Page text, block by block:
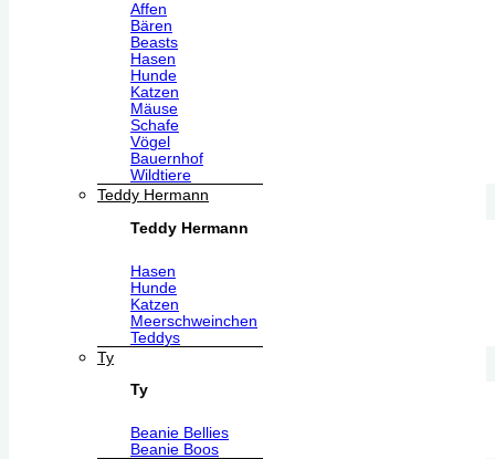
Affen
Bären
Beasts
Hasen
Hunde
Katzen
Mäuse
Schafe
Vögel
Bauernhof
Wildtiere
Teddy Hermann
Teddy Hermann
Hasen
Hunde
Katzen
Meerschweinchen
Teddys
Ty
Ty
Beanie Bellies
Beanie Boos